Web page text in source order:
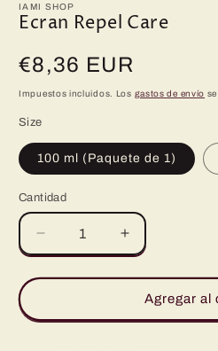
IAMI SHOP
Ecran Repel Care
Precio
habitual
€8,36 EUR
Impuestos incluidos. Los gastos de envío
Size
100 ml (Paquete de 1)
Cantidad
Reducir
cantidad
para
Repel
Aumentar
cantidad
para
Ecran
Repel
Agregar al